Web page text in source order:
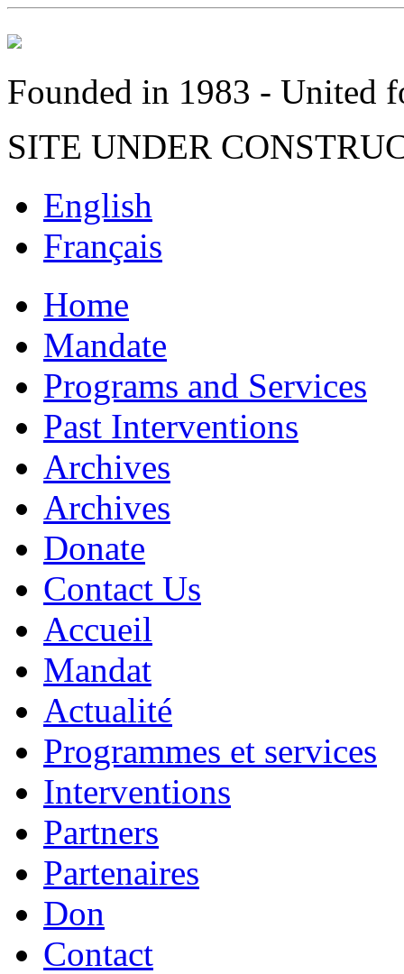
Founded in 1983 - United
SITE UNDER
English
Français
Home
Mandate
Programs and Services
Past Interventions
Archives
Archives
Donate
Contact Us
Accueil
Mandat
Actualité
Programmes et services
Interventions
Partners
Partenaires
Don
Contact